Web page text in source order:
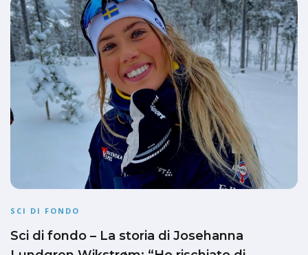
SCI DI FONDO
Sci di fondo – La storia di Josehanna